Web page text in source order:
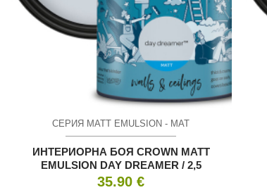
СЕРИЯ MATT EMULSION - МАТ
ИНТЕРИОРНА БОЯ CROWN MATT
EMULSION DAY DREAMER / 2,5
35.90€